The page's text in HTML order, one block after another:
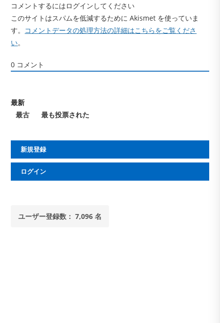
コメントするにはログインしてください
このサイトはスパムを低減するために Akismet を使っていま
す。 コメントデータの処理方法の詳細はこちらをご覧くださ
い。
0 コメント
最新
最古
最も投票された
新規登録
ログイン
ユーザー登録数： 7,096 名